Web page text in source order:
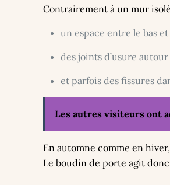
Contrairement à un mur
un espace entre le bas et
des joints d’usure
et parfois des fissures
Les autres visiteurs ont
En automne comme en
Le boudin de porte agit